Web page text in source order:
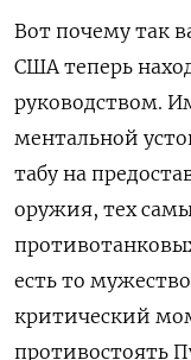
Вот почему так
США теперь
руководством.
ментальной
табу на
оружия, тех
есть то
критический
противостоять